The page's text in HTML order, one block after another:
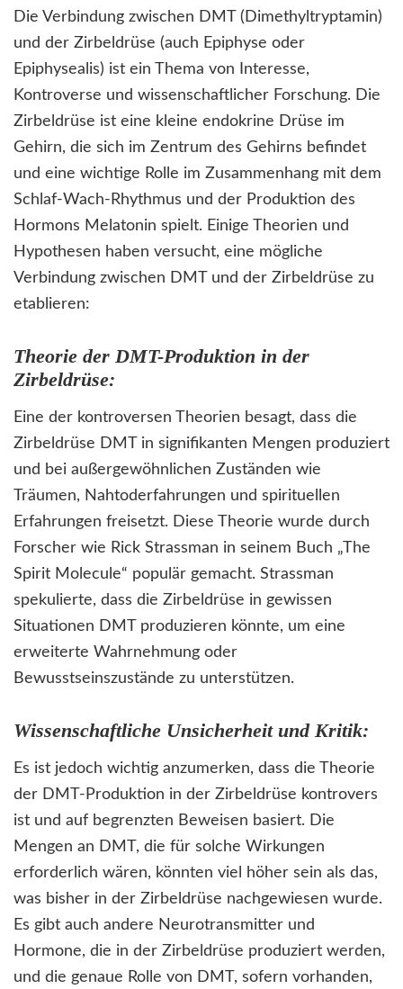
Die Verbindung zwischen DMT (Dimethyltryptamin)
und der Zirbeldrüse (auch Epiphyse oder
Epiphysealis) ist ein Thema von Interesse,
Kontroverse und wissenschaftlicher Forschung. Die
Zirbeldrüse ist eine kleine endokrine Drüse im
Gehirn, die sich im Zentrum des Gehirns befindet
und eine wichtige Rolle im Zusammenhang mit dem
Schlaf-Wach-Rhythmus und der Produktion des
Hormons Melatonin spielt. Einige Theorien und
Hypothesen haben versucht, eine mögliche
Verbindung zwischen DMT und der Zirbeldrüse zu
etablieren:
Theorie der DMT-Produktion in der
Zirbeldrüse:
Eine der kontroversen Theorien besagt, dass die
Zirbeldrüse DMT in signifikanten Mengen produziert
und bei außergewöhnlichen Zuständen wie
Träumen, Nahtoderfahrungen und spirituellen
Erfahrungen freisetzt. Diese Theorie wurde durch
Forscher wie Rick Strassman in seinem Buch „The
Spirit Molecule“ populär gemacht. Strassman
spekulierte, dass die Zirbeldrüse in gewissen
Situationen DMT produzieren könnte, um eine
erweiterte Wahrnehmung oder
Bewusstseinszustände zu unterstützen.
Wissenschaftliche Unsicherheit und Kritik:
Es ist jedoch wichtig anzumerken, dass die Theorie
der DMT-Produktion in der Zirbeldrüse kontrovers
ist und auf begrenzten Beweisen basiert. Die
Mengen an DMT, die für solche Wirkungen
erforderlich wären, könnten viel höher sein als das,
was bisher in der Zirbeldrüse nachgewiesen wurde.
Es gibt auch andere Neurotransmitter und
Hormone, die in der Zirbeldrüse produziert werden,
und die genaue Rolle von DMT, sofern vorhanden,